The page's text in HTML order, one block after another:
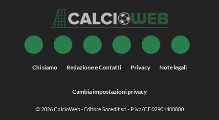
Chi siamo Redazione e Contatti Privacy Note legali
Cambia impostazioni privacy
© 2026CalcioWeb- Editore Socedit srl - P.iva/CF 02901400800